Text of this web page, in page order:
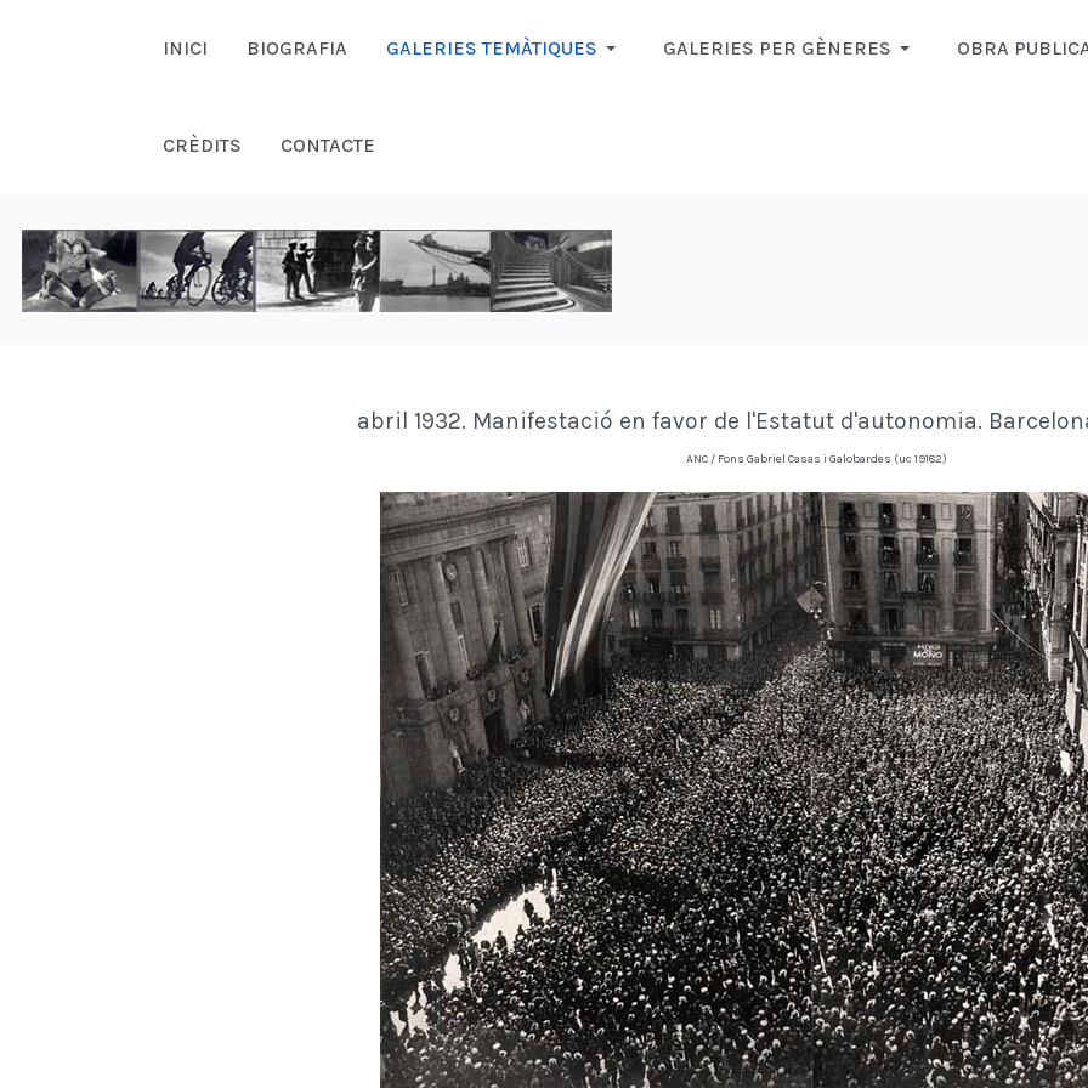
INICI BIOGRAFIA GALERIES TEMÀTIQUES GALERIES PER GÈNERES OBRA
CRÈDITS CONTACTE
abril 1932. Manifestació en favor de l'Estatut d'autonomia.
ANC / Fons Gabriel Casas i Galobardes (uc 19182)